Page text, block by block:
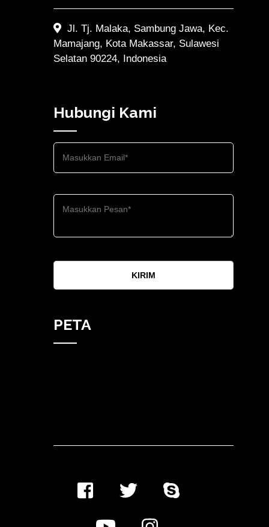
Jl. Tj. Malaka, Sambung Jawa, Kec.
Mamajang, Kota Makassar, Sulawesi
Selatan 90224, Indonesia
Hubungi Kami
KIRIM
PETA